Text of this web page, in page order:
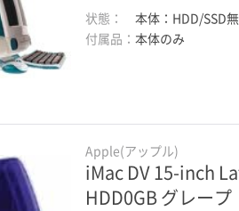
状態：
本体：HDD/SSD無
付属品：本体のみ
Apple(アップル)
iMac DV 15-inch
HDD0GB グレープ